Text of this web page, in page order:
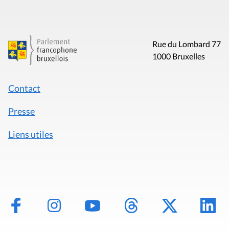
Rue du Lombard 77
1000 Bruxelles
Contact
Presse
Liens utiles